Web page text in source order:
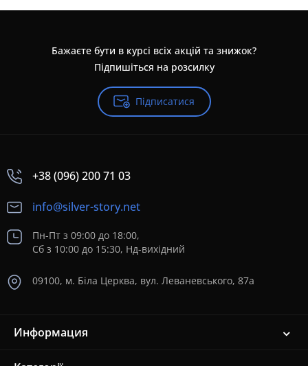
Бажаєте бути в курсі всіх акцій та знижок?
Підпишіться на розсилку
Підписатися
+38 (096) 200 71 03
info@silver-story.net
Пн-Пт з 09:00 до 18:00,
Сб з 10:00 до 15:30, Нд-вихідний
09100, м. Біла Церква, вул. Леваневського, 87а
Информация